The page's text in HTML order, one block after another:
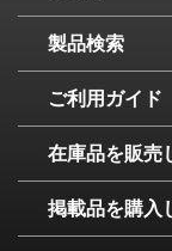
製品検索
ご利用ガイド
在庫品を販売
掲載品を購入